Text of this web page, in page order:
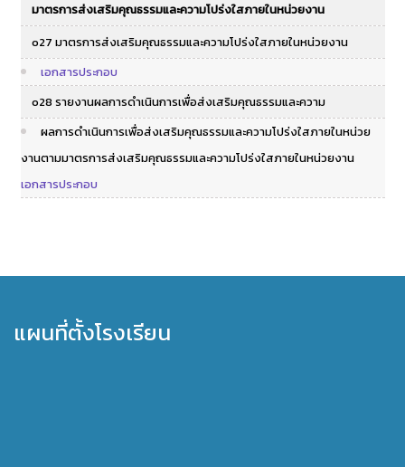
มาตรการส่งเสริมคุณธรรมและความโปร่งใสภายในหน่วยงาน
o27 มาตรการส่งเสริมคุณธรรมและความโปร่งใสภายในหน่วยงาน
เอกสารประกอบ
o28 รายงานผลการดำเนินการเพื่อส่งเสริมคุณธรรมและความ
ผลการดำเนินการเพื่อส่งเสริมคุณธรรมและความโปร่งใสภายในหน่วย
งานตามมาตรการส่งเสริมคุณธรรมและความโปร่งใสภายในหน่วยงาน
เอกสารประกอบ
แผนที่ตั้งโรงเรียน